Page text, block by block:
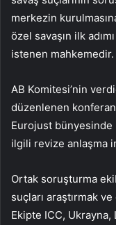
merkezin
özel savaşın ilk
istenen mahkemedir.
AB Komitesi’nin
düzenlenen
Eurojust
ilgili revize anlaşma
Ortak soruşturma
suçları araştırmak
Ekipte ICC,